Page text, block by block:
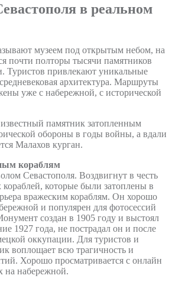
в реальном
музеем под открытым небом, на
почти полторы тысячи памятников
Туристов привлекают уникальные
архитектура. Маршруты
уже с набережной, с исторической
известный памятник затопленным
обороны в годы войны, а вдали
Малахов курган.
кораблям
Севастополя. Воздвигнут в честь
которые были затоплены в
вражеским кораблям. Он хорошо
и популярен для фотосессий
создан в 1905 году и выстоял
1927 года, не пострадал он и после
оккупации. Для туристов и
воплощает всю трагичность и
Хорошо просматривается с онлайн
на набережной.